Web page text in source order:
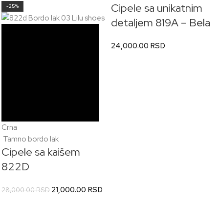
Detaljnije o dostavi i plaćanjuOVDE
-25%
Crna
Tamno bordo lak
Cipele sa kaišem
822D
28,000.00RSD 21,000.00 RSD
Cipele sa unikatnim
detaljem 819A – Bela
24,000.00 RSD